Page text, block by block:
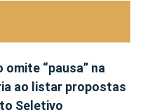
“pausa” na
ao listar propostas
Seletivo